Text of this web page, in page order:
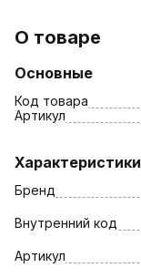
О товаре
Основные
Код товара
Артикул
Характеристики
Бренд
Внутренний код
Артикул